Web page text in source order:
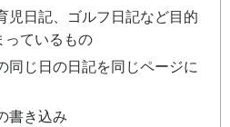
児日記、ゴルフ日記など目的
っているもの
同じ日の日記を同じページに
書き込み